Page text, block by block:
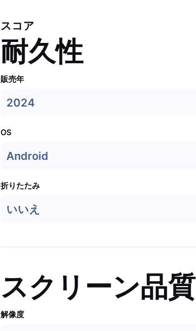
スコア
耐久性
販売年
2024
OS
Android
折りたたみ
いいえ
スクリーン品質
解像度